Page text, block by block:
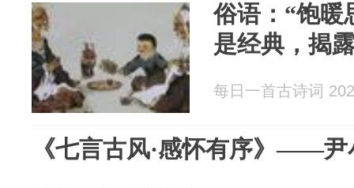
俗语：“饱暖
是经典，揭
每日一首古诗词
《七言古风·感怀有序》——尹